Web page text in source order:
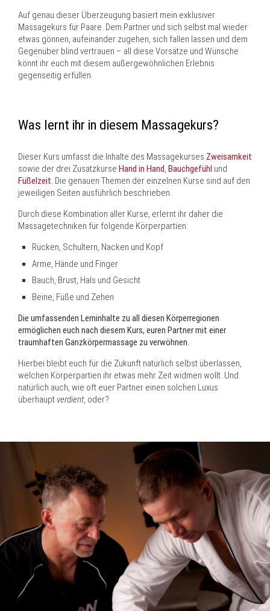
Auf genau dieser Überzeugung basiert mein exklusiver
Massagekurs für Paare. Dem Partner und sich selbst mal wieder
etwas gönnen, aufeinander zugehen, sich fallen lassen und dem
Gegenüber blind vertrauen – all diese Vorsätze und Wünsche
könnt ihr euch mit diesem außergewöhnlichen Erlebnis
gegenseitig erfüllen.
Was lernt ihr in diesem Massagekurs?
Dieser Kurs umfasst die Inhalte des Massagekurses Zweisamkeit
sowie der drei Zusatzkurse Hand in Hand, Bauchgefühl und
Füßelzeit. Die genauen Themen der einzelnen Kurse sind auf den
jeweiligen Seiten ausführlich beschrieben.
Durch diese Kombination aller Kurse, erlernt ihr daher die
Massagetechniken für folgende Körperpartien:
Rücken, Schultern, Nacken und Kopf
Arme, Hände und Finger
Bauch, Brust, Hals und Gesicht
Beine, Füße und Zehen
Die umfassenden Lerninhalte zu all diesen Körperregionen
ermöglichen euch nach diesem Kurs, euren Partner mit einer
traumhaften Ganzkörpermassage zu verwöhnen.
Hierbei bleibt euch für die Zukunft natürlich selbst überlassen,
welchen Körperpartien ihr etwas mehr Zeit widmen wollt. Und
natürlich auch, wie oft euer Partner einen solchen Luxus
überhaupt verdient , oder?